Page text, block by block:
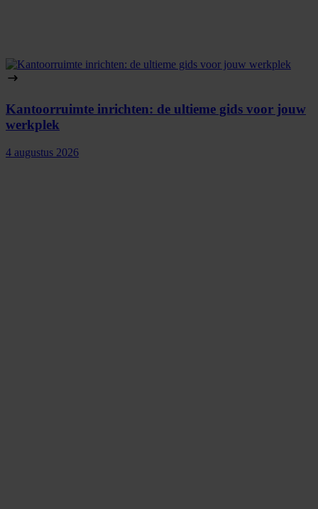
Kantoorruimte inrichten: de ultieme gids voor jouw
werkplek
4 augustus 2026